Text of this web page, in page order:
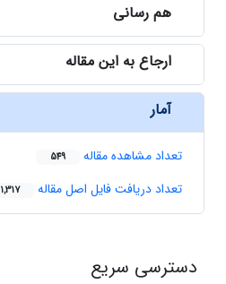
هم رسانی
ارجاع به این مقاله
آمار
تعداد مشاهده مقاله 549
تعداد دریافت فایل اصل مقاله 1,317
دسترسی سریع